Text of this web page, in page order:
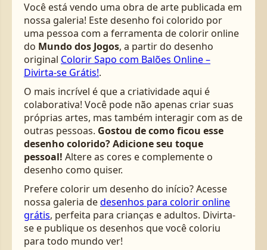
Você está vendo uma obra de arte publicada em
nossa galeria! Este desenho foi colorido por
uma pessoa com a ferramenta de colorir online
do Mundo dos Jogos, a partir do desenho
original Colorir Sapo com Balões Online –
Divirta-se Grátis!.
O mais incrível é que a criatividade aqui é
colaborativa! Você pode não apenas criar suas
próprias artes, mas também interagir com as de
outras pessoas. Gostou de como ficou esse
desenho colorido? Adicione seu toque
pessoal! Altere as cores e complemente o
desenho como quiser.
Prefere colorir um desenho do início? Acesse
nossa galeria dedesenhos para colorir online
grátis, perfeita para crianças e adultos. Divirta-
se e publique os desenhos que você coloriu
para todo mundo ver!